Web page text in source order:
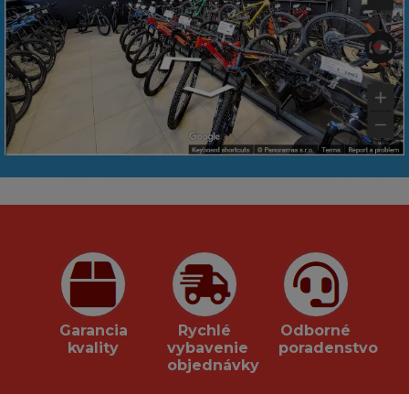
Garancia
kvality
Rychlé
vybavenie
objednávky
Odborné
poradenstvo